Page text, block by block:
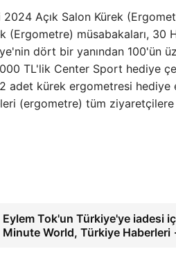
Açık Salon Kürek
(Ergometre) müsabakaları, 30
dört bir yanından 100'ün
TL'lik Center Sport hediye
2 adet kürek ergometresi
(ergometre) tüm ziyaretçilere
Eylem Tok'un Türkiye'ye iadesi
Minute World, Türkiye Haberleri